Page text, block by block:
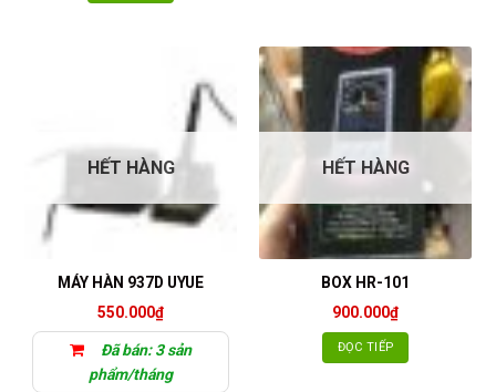
HẾT HÀNG
MÁY HÀN 937D UYUE
550.000₫
Đã bán: 3 sản
phẩm/tháng
HẾT HÀNG
BOX HR-101
900.000₫
ĐỌC TIẾP